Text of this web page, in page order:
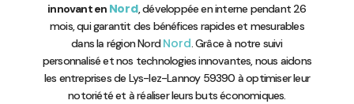
innovant en Nord, développée en interne pendant 26
mois, qui garantit des bénéfices rapides et mesurables
dans la région NordNord. Grâce à notre suivi
personnalisé et nos technologies innovantes, nous aidons
les entreprises de Lys-lez-Lannoy 59390 à optimiser leur
notoriété et à réaliser leurs buts économiques.